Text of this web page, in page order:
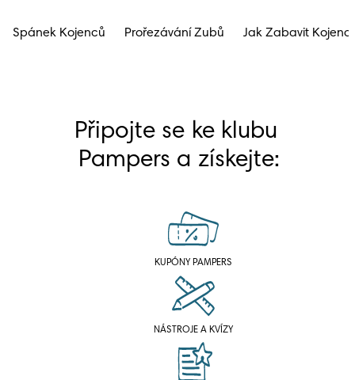
Spánek Kojenců Prořezávání Zubů Jak Zabavit
Připojte se ke klubu
Pampers a získejte:
KUPÓNY PAMPERS
NÁSTROJE A KVÍZY